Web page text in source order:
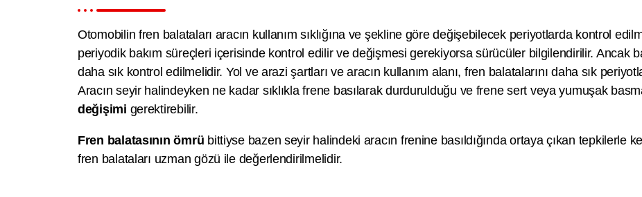
Otomobilin fren balataları aracın kullanım sıklığına ve şekline göre değişebilecek periyotlarda kontrol
periyodik bakım süreçleri içerisinde kontrol edilir ve değişmesi gerekiyorsa sürücüler bilgilendirilir. Ancak
daha sık kontrol edilmelidir. Yol ve arazi şartları ve aracın kullanım alanı, fren balatalarını daha sık
Aracın seyir halindeyken ne kadar sıklıkla frene basılarak durdurulduğu ve frene sert veya yumuşak
değişimi gerektirebilir.
Fren balatasının ömrü bittiyse bazen seyir halindeki aracın frenine basıldığında ortaya çıkan tepkilerle
fren balataları uzman gözü ile değerlendirilmelidir.